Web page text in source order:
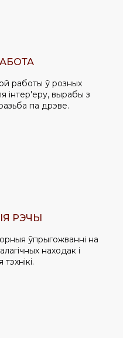
работы ў розных
інтер'еру, вырабы з
па дрэве.
РЭЧЫ
ўпрыгожванні на
находак і